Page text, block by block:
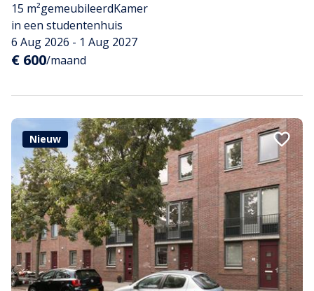
15 m²gemeubileerdKamer
in een studentenhuis
6 Aug 2026 - 1 Aug 2027
€ 600/maand
Nieuw